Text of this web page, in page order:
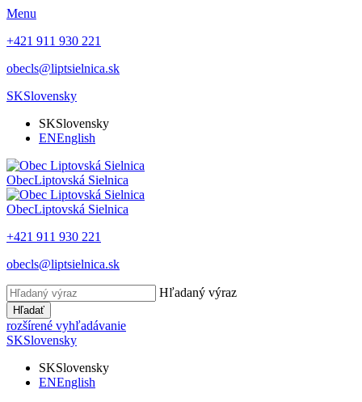
Menu
+421 911 930 221
obecls@liptsielnica.sk
SKSlovensky
SKSlovensky
ENEnglish
ObecLiptovská Sielnica
ObecLiptovská Sielnica
+421 911 930 221
obecls@liptsielnica.sk
Hľadaný výraz
Hľadať
rozšírené vyhľadávanie
SKSlovensky
SKSlovensky
ENEnglish